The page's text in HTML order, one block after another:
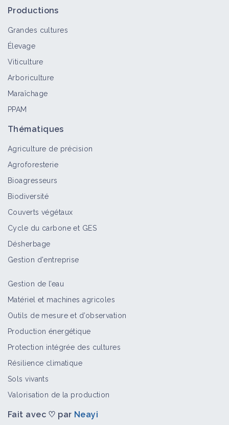
Productions
Grandes cultures
Élevage
Viticulture
Arboriculture
Maraîchage
PPAM
Thématiques
Agriculture de précision
Agroforesterie
Bioagresseurs
Biodiversité
Couverts végétaux
Cycle du carbone et GES
Désherbage
Gestion d'entreprise
Gestion de l’eau
Matériel et machines agricoles
Outils de mesure et d’observation
Production énergétique
Protection intégrée des cultures
Résilience climatique
Sols vivants
Valorisation de la production
Fait avec ♡ par Neayi